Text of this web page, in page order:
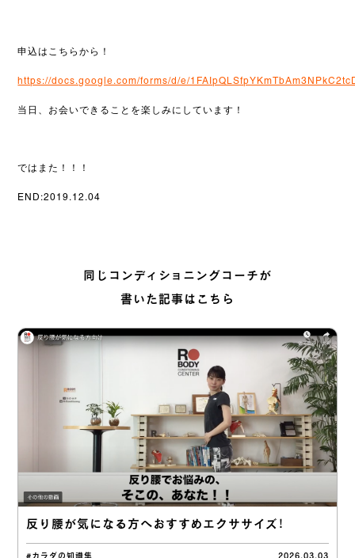
申込はこちらから！
https://docs.google.com/forms/d/e/
当日、お会いできることを楽しみにしています！
ではまた！！！
END:2019.12.04
同じコンディショニングコーチが
書いた記事はこちら
反り腰が気になる方へおすすめエクササイズ！
#カラダの知識集 2026.03.03